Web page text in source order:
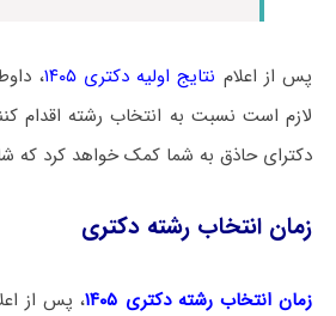
پس از اعلام نتایج اولیه دکتری ۱۴۰۵ ،
لازم است نسبت به انتخاب رشته اقدام
دکترای حاذق به شما کمک خواهد کرد که
زمان انتخاب رشته دکتری
زمان انتخاب رشته دکتری ۱۴۰۵
، پس از